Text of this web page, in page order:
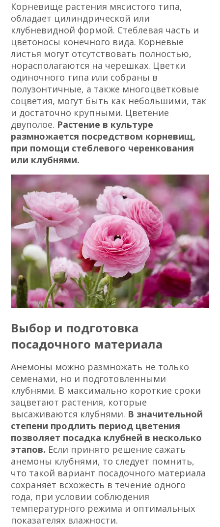
Корневище растения мясистого типа,
обладает цилиндрической или
клубневидной формой. Стеблевая часть и
цветоносы конечного вида. Корневые
листья могут отсутствовать полностью,
норасполагаются на черешках. Цветки
одиночного типа или собраны в
полузонтичные, а также многоцветковые
соцветия, могут быть как небольшими, так
и достаточно крупными. Цветение
двуполое. Растение в культуре
размножается посредством корневищ,
при помощи стеблевого черенкования
или клубнями.
Выбор и подготовка
посадочного материала
Анемоны можно размножать не только
семенами, но и подготовленными
клубнями. В максимально короткие сроки
зацветают растения, которые
высаживаются клубнями. В значительной
степени продлить период цветения
позволяет посадка клубней в несколько
этапов. Если принято решение сажать
анемоны клубнями, то следует помнить,
что такой вариант посадочного материала
сохраняет всхожесть в течение одного
года, при условии соблюдения
температурного режима и оптимальных
показателях влажности.